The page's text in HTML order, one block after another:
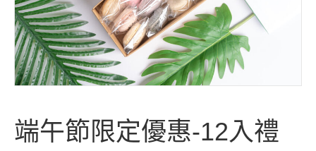
端午節限定優惠-12入禮